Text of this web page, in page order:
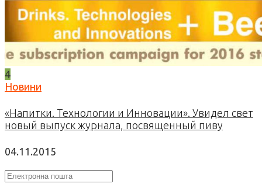
4
Новини
«Напитки. Технологии и Инновации». Увидел свет
новый выпуск журнала, посвященный пиву
04.11.2015